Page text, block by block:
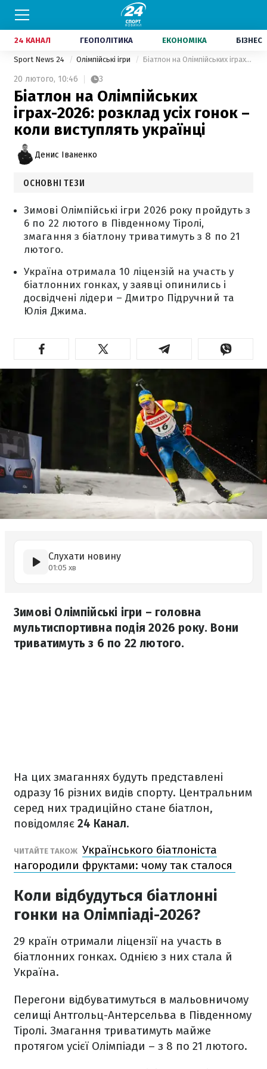
24 КАНАЛ ГЕОПОЛІТИКА ЕКОНОМІКА БІЗНЕС
Sport News 24 Олімпійські ігри Біатлон на Олімпійських іграх-2026: розклад усіх гонок – коли виступлять українці
20 лютого, 10:46 3
Біатлон на Олімпійських
іграх-2026: розклад усіх гонок –
коли виступлять українці
Денис Іваненко
ОСНОВНІ ТЕЗИ
Зимові Олімпійські ігри 2026 року пройдуть з
6 по 22 лютого в Південному Тіролі,
змагання з біатлону триватимуть з 8 по 21
лютого.
Україна отримала 10 ліцензій на участь у
біатлонних гонках, у заявці опинились і
досвідчені лідери – Дмитро Підручний та
Юлія Джима.
Слухати новину
01:05 хв
Зимові Олімпійські ігри – головна
мультиспортивна подія 2026 року. Вони
триватимуть з 6 по 22 лютого.
На цих змаганнях будуть представлені
одразу 16 різних видів спорту. Центральним
серед них традиційно стане біатлон,
повідомляє 24 Канал.
ЧИТАЙТЕ ТАКОЖ Українського біатлоніста
нагородили фруктами: чому так сталося
Коли відбудуться біатлонні
гонки на Олімпіаді-2026?
29 країн отримали ліцензії на участь в
біатлонних гонках. Однією з них стала й
Україна.
Перегони відбуватимуться в мальовничому
селищі Антгольц-Антерсельва в Південному
Тіролі. Змагання триватимуть майже
протягом усієї Олімпіади – з 8 по 21 лютого.